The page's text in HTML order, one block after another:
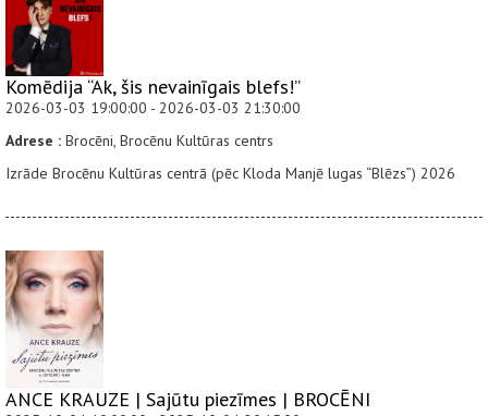
Komēdija “Ak, šis nevainīgais blefs!”
2026-03-03 19:00:00 - 2026-03-03 21:30:00
Adrese : Brocēni, Brocēnu Kultūras centrs
Izrāde Brocēnu Kultūras centrā (pēc Kloda Manjē lugas “Blēzs”) 2026
ANCE KRAUZE | Sajūtu piezīmes | BROCĒNI